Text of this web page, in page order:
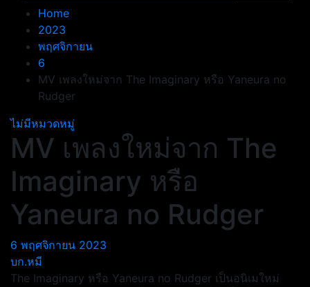
Home
2023
พฤศจิกายน
6
MV เพลงใหม่จาก The Imaginary หรือ Yaneura no
Rudger
ไม่มีหมวดหมู่
MV เพลงใหม่จาก The
Imaginary หรือ
Yaneura no Rudger
6 พฤศจิกายน 2023
บก.หมี
The Imaginary หรือ Yaneura no Rudger เป็นอนิเมใหม่